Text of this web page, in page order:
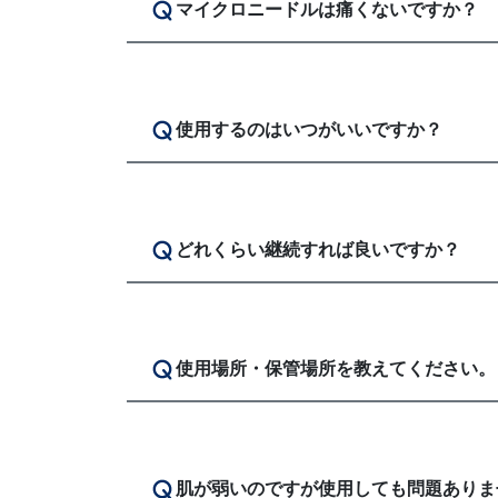
マイクロニードルは痛くないですか？
使用するのはいつがいいですか？
どれくらい継続すれば良いですか？
使用場所・保管場所を教えてください。
肌が弱いのですが使用しても問題あり